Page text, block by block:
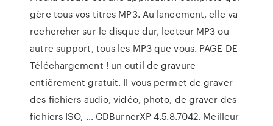
gère tous vos titres MP3. Au lancement, elle va
rechercher sur le disque dur, lecteur MP3 ou
autre support, tous les MP3 que vous. PAGE DE
Téléchargement ! un outil de gravure
entičrement gratuit. Il vous permet de graver
des fichiers audio, vidéo, photo, de graver des
fichiers ISO, ... CDBurnerXP 4.5.8.7042. Meilleur